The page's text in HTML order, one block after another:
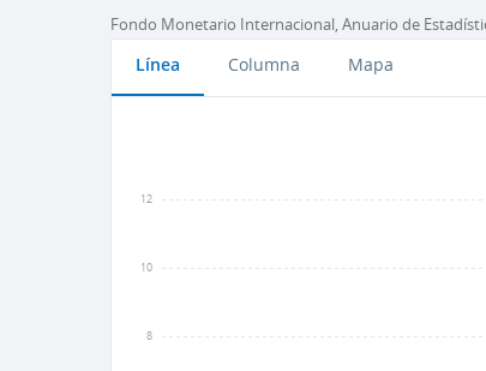
Fondo Monetario Internacional, Anuario de
Línea Columna Mapa
8
10
12